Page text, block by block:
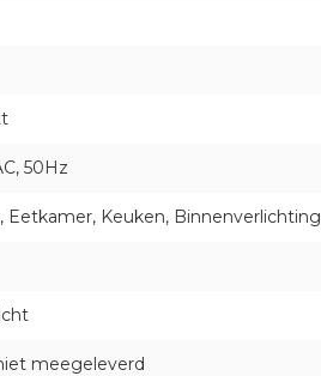
50Hz
Eetkamer, Keuken, Binnenverlichting
meegeleverd